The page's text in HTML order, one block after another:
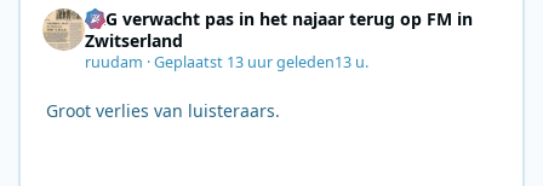
SRG verwacht pas in het najaar terug op FM in
Zwitserland
ruudam ·Geplaatst 13 uur geleden13 u.
Groot verlies van luisteraars.